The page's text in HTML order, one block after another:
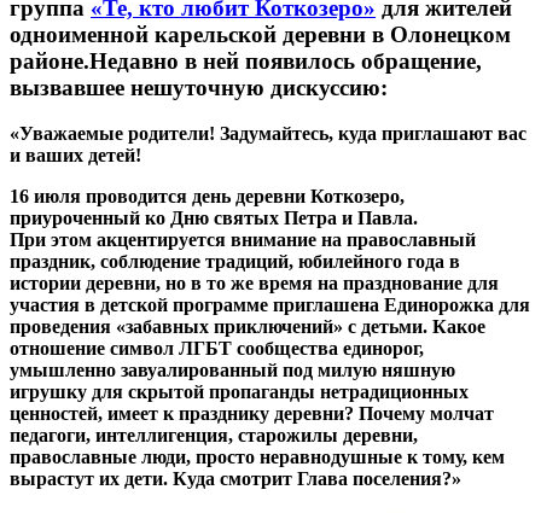
группа «Те, кто любит Коткозеро» для жителей
одноименной карельской деревни в Олонецком
районе.Недавно в ней появилось обращение,
вызвавшее нешуточную дискуссию:
«Уважаемые родители! Задумайтесь, куда приглашают вас
и ваших детей!
16 июля проводится день деревни Коткозеро,
приуроченный ко Дню святых Петра и Павла.
При этом акцентируется внимание на православный
праздник, соблюдение традиций, юбилейного года в
истории деревни, но в то же время на празднование для
участия в детской программе приглашена Единорожка для
проведения «забавных приключений» с детьми. Какое
отношение символ ЛГБТ сообщества единорог,
умышленно завуалированный под милую няшную
игрушку для скрытой пропаганды нетрадиционных
ценностей, имеет к празднику деревни? Почему молчат
педагоги, интеллигенция, старожилы деревни,
православные люди, просто неравнодушные к тому, кем
вырастут их дети. Куда смотрит Глава поселения?»